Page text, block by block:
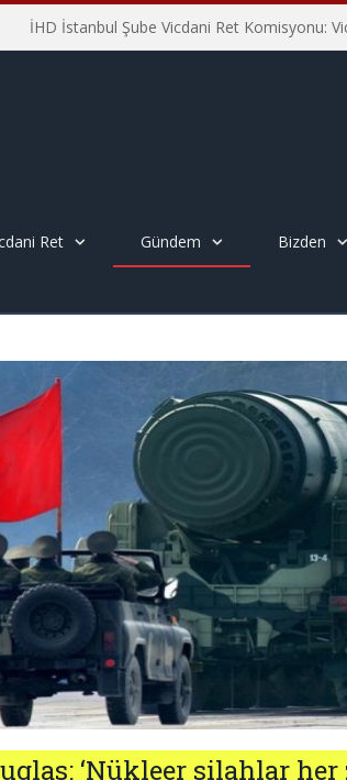
Ret Gündem Bizden
‘Nükleer silahlar